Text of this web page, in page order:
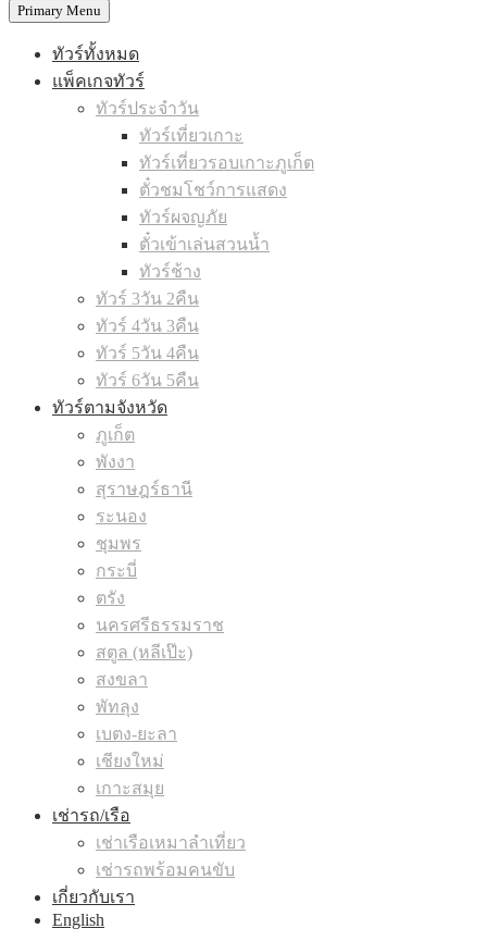
Primary Menu
ทัวร์ทั้งหมด
แพ็คเกจทัวร์
ทัวร์ประจำวัน
ทัวร์เที่ยวเกาะ
ทัวร์เที่ยวรอบเกาะภูเก็ต
ตั๋วชมโชว์การแสดง
ทัวร์ผจญภัย
ตั๋วเข้าเล่นสวนน้ำ
ทัวร์ช้าง
ทัวร์ 3วัน 2คืน
ทัวร์ 4วัน 3คืน
ทัวร์ 5วัน 4คืน
ทัวร์ 6วัน 5คืน
ทัวร์ตามจังหวัด
ภูเก็ต
พังงา
สุราษฎร์ธานี
ระนอง
ชุมพร
กระบี่
ตรัง
นครศรีธรรมราช
สตูล (หลีเป๊ะ)
สงขลา
พัทลุง
เบตง-ยะลา
เชียงใหม่
เกาะสมุย
เช่ารถ/เรือ
เช่าเรือเหมาลำเที่ยว
เช่ารถพร้อมคนขับ
เกี่ยวกับเรา
English